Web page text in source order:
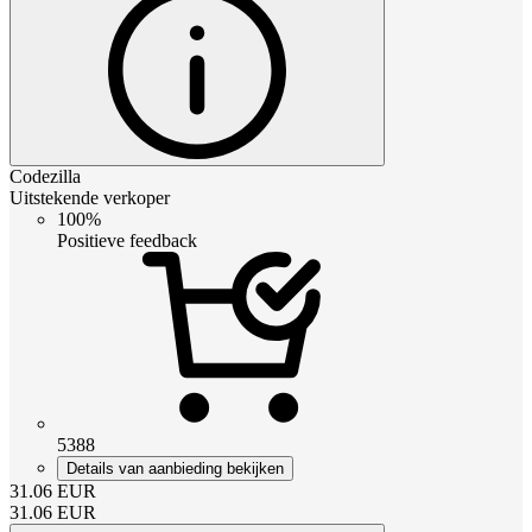
Codezilla
Uitstekende verkoper
100%
Positieve feedback
5388
Details van aanbieding bekijken
31.06 EUR
31.06 EUR